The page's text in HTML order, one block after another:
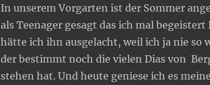
In unserem Vorgarten ist der Sommer
als Teenager gesagt das ich mal
hätte ich ihn ausgelacht, weil ich ja nie so
der bestimmt noch die vielen Dias von
stehen hat. Und heute geniese ich es